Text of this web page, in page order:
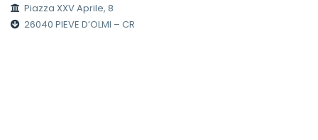
Piazza XXV Aprile, 8
26040 PIEVE D’OLMI – CR